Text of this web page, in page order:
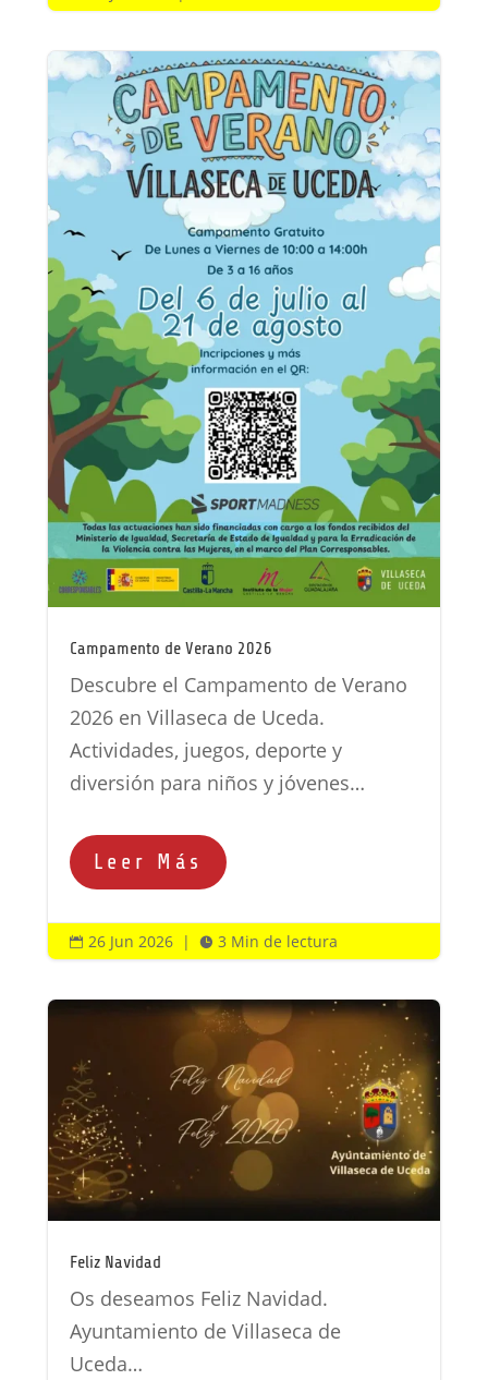
Campamento de Verano 2026
Descubre el Campamento de Verano
2026 en Villaseca de Uceda.
Actividades, juegos, deporte y
diversión para niños y jóvenes…
Leer Más
 26 Jun 2026 |  3 Min de lectura
Feliz Navidad
Os deseamos Feliz Navidad.
Ayuntamiento de Villaseca de
Uceda…